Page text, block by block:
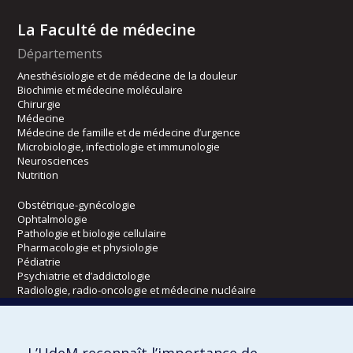
La Faculté de médecine
Départements
Anesthésiologie et de médecine de la douleur
Biochimie et médecine moléculaire
Chirurgie
Médecine
Médecine de famille et de médecine d’urgence
Microbiologie, infectiologie et immunologie
Neurosciences
Nutrition
Obstétrique-gynécologie
Ophtalmologie
Pathologie et biologie cellulaire
Pharmacologie et physiologie
Pédiatrie
Psychiatrie et d’addictologie
Radiologie, radio-oncologie et médecine nucléaire